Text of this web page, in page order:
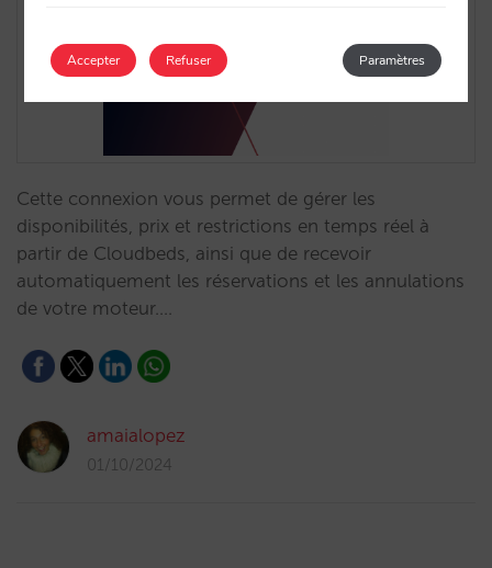
Cette connexion vous permet de gérer les
disponibilités, prix et restrictions en temps réel à
partir de Cloudbeds, ainsi que de recevoir
automatiquement les réservations et les annulations
de votre moteur.…
amaialopez
01/10/2024
Accepter Paramètres
Refuser